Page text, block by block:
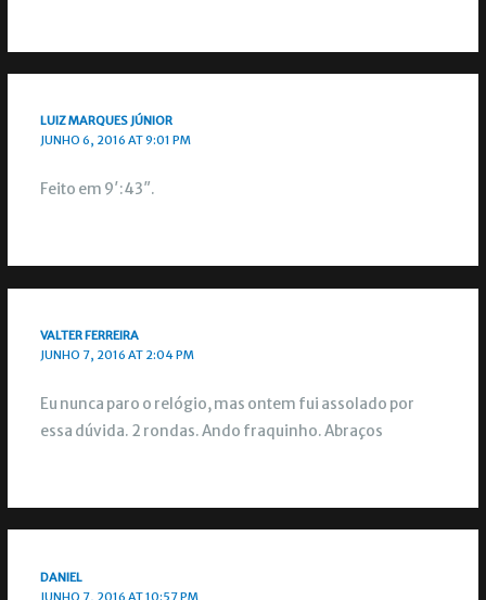
LUIZ MARQUES JÚNIOR
JUNHO 6, 2016 AT 9:01 PM
Feito em 9′:43″.
VALTER FERREIRA
JUNHO 7, 2016 AT 2:04 PM
Eu nunca paro o relógio, mas ontem fui assolado por
essa dúvida. 2 rondas. Ando fraquinho. Abraços
DANIEL
JUNHO 7, 2016 AT 10:57 PM